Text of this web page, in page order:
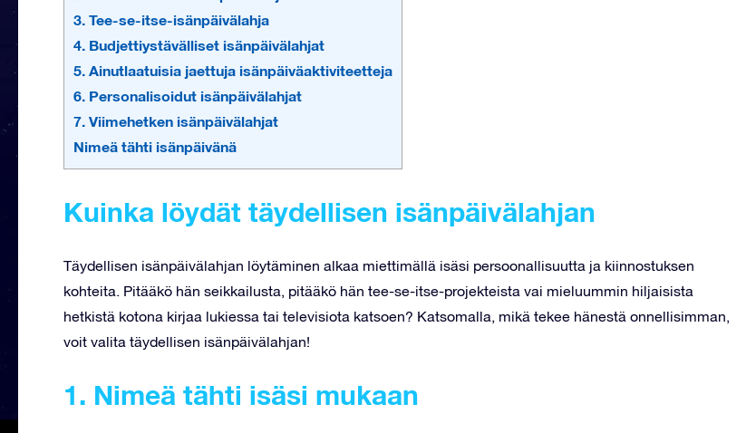
3. Tee-se-itse-isänpäivälahja
4. Budjettiystävälliset isänpäivälahjat
5. Ainutlaatuisia jaettuja isänpäiväaktiviteetteja
6. Personalisoidut isänpäivälahjat
7. Viimehetken isänpäivälahjat
Nimeä tähti isänpäivänä
Kuinka löydät täydellisen isänpäivälahjan
Täydellisen isänpäivälahjan löytäminen alkaa miettimällä isäsi persoonallisuutta ja kiinnostuksen
kohteita. Pitääkö hän seikkailusta, pitääkö hän tee-se-itse-projekteista vai mieluummin hiljaisista
hetkistä kotona kirjaa lukiessa tai televisiota katsoen? Katsomalla, mikä tekee hänestä onnellisimman,
voit valita täydellisen isänpäivälahjan!
1. Nimeä tähti isäsi mukaan